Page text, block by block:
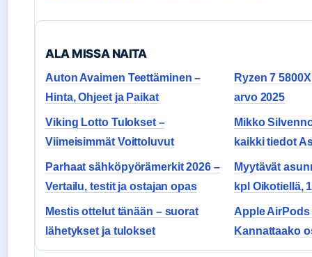
ALA MISSA NAITA
Auton Avaimen Teettäminen –
Hinta, Ohjeet ja Paikat
Ryzen 7
arvo 2025
Viking Lotto Tulokset –
Viimeisimmät Voittoluvut
Mikko
kaikki tiedot
Parhaat sähköpyörämerkit 2026 –
Vertailu, testit ja ostajan opas
Myytävät
kpl Oikotiellä,
Mestis ottelut tänään – suorat
lähetykset ja tulokset
Apple AirPods
Kannattaako